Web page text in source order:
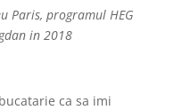
Paris, programul HEG
in 2018
ca sa imi